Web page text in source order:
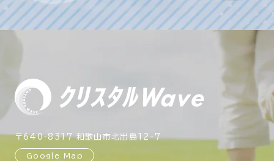
〒640-8317 和歌山市北出島12-7
Google Map